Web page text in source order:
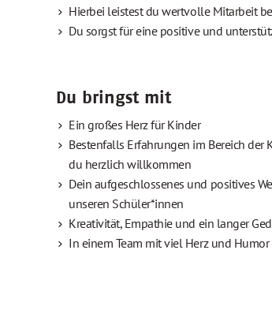
Hierbei leistest du wertvolle Mitarbeit
Du sorgst für eine positive und
Du bringst mit
Ein großes Herz für Kinder
Bestenfalls Erfahrungen im Bereich
du herzlich willkommen
Dein aufgeschlossenes und positives
unseren Schüler*innen
Kreativität, Empathie und ein langer
In einem Team mit viel Herz und